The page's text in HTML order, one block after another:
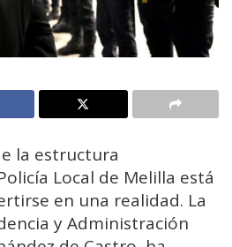
la estructura
Local de Melilla está
en una realidad. La
y Administración